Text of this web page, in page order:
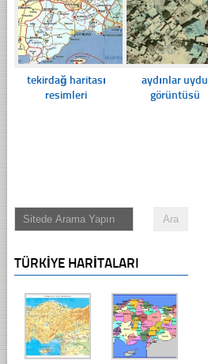
tekirdağ haritası
resimleri
aydınlar uydu
görüntüsü
TÜRKIYE HARITALARI